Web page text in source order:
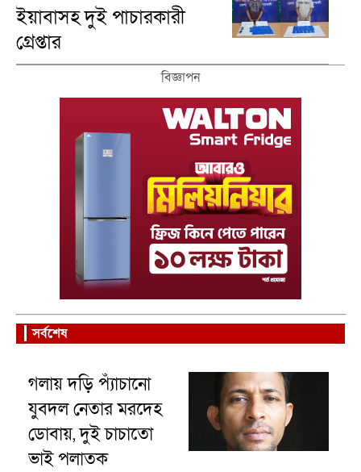
ইয়াবাসহ দুই পাচারকারী
গ্রেপ্তার
বিজ্ঞাপন
সর্বশেষ
গলায় দড়ি প্যাঁচানো
যুবদল নেতার মরদেহ
ডোবায়, দুই চাচাতো
ভাই পলাতক